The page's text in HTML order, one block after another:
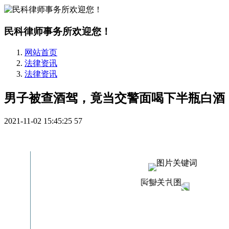
民科律师事务所欢迎您！
网站首页
法律资讯
法律资讯
男子被查酒驾，竟当交警面喝下半瓶白酒
2021-11-02 15:45:25 57